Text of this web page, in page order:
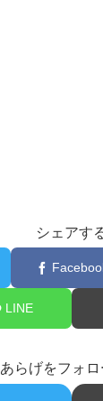
シェアす
LINE
あらげをフォロ